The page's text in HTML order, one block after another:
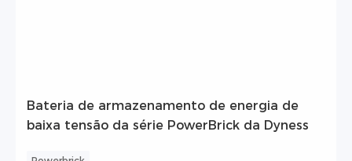
Bateria de armazenamento de energia de
baixa tensão da série PowerBrick da Dyness